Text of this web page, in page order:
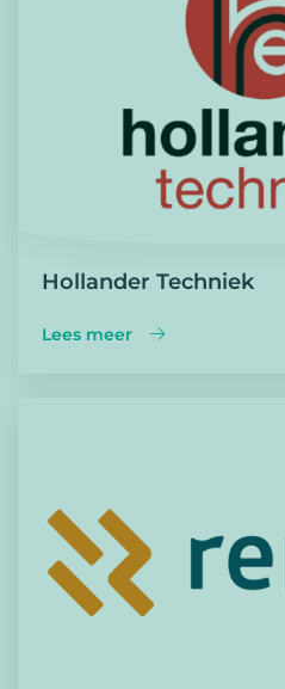
Hollander Techniek
Lees meer